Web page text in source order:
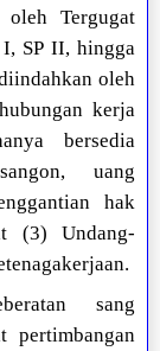
oleh Tergugat
I, SP II, hingga
oleh
kerja
bersedia
uang
hak
(3) Undang-
sang
pertimbangan